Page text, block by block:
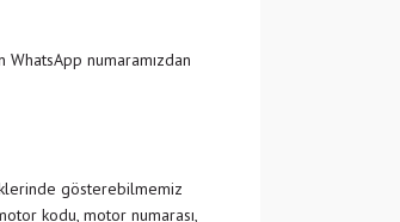
WhatsApp numaramızdan
gösterebilmemiz
kodu, motor numarası,